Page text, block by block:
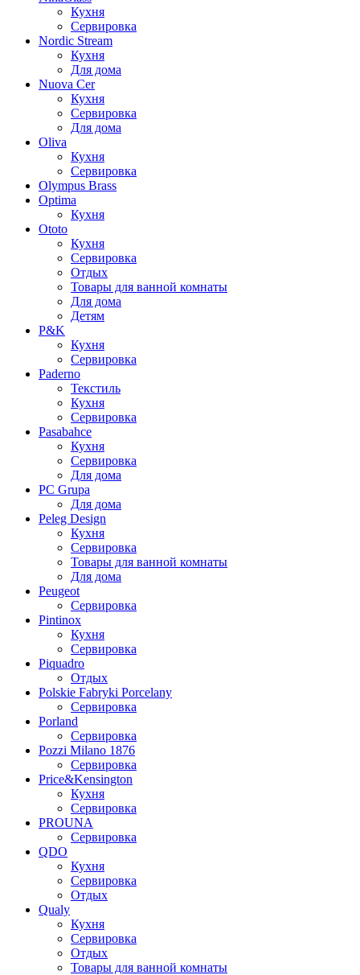
Кухня
Сервировка
Nordic Stream
Кухня
Для дома
Nuova Cer
Кухня
Сервировка
Для дома
Oliva
Кухня
Сервировка
Olympus Brass
Optima
Кухня
Ototo
Кухня
Сервировка
Отдых
Товары для ванной комнаты
Для дома
Детям
P&K
Кухня
Сервировка
Paderno
Текстиль
Кухня
Сервировка
Pasabahce
Кухня
Сервировка
Для дома
PC Grupa
Для дома
Peleg Design
Кухня
Сервировка
Товары для ванной комнаты
Для дома
Peugeot
Сервировка
Pintinox
Кухня
Сервировка
Piquadro
Отдых
Polskie Fabryki Porcelany
Сервировка
Porland
Сервировка
Pozzi Milano 1876
Сервировка
Price&Kensington
Кухня
Сервировка
PROUNA
Сервировка
QDO
Кухня
Сервировка
Отдых
Qualy
Кухня
Сервировка
Отдых
Товары для ванной комнаты